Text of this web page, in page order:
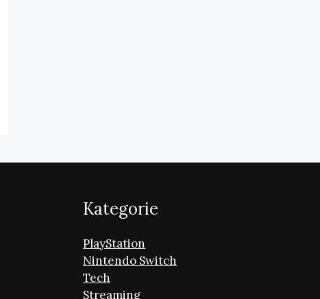
Kategorie
PlayStation
Nintendo Switch
Tech
Streaming